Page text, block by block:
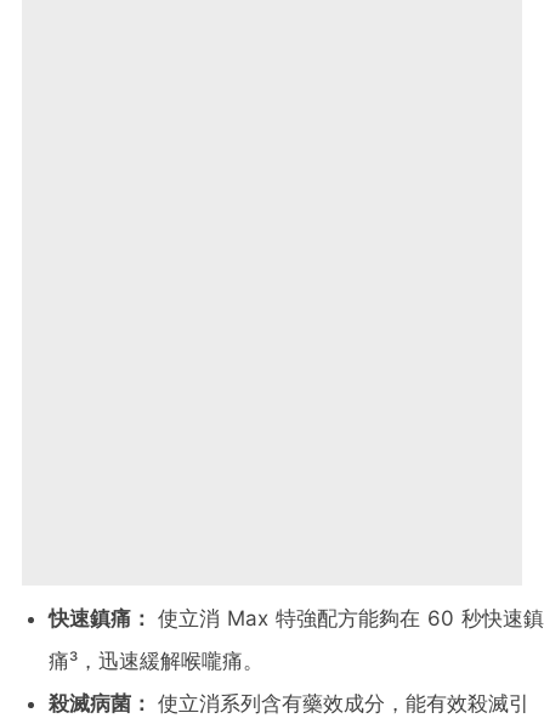
快速鎮痛： 使立消 Max 特強配方能夠在 60 秒快速鎮
痛³ ，迅速緩解喉嚨痛。
殺滅病菌： 使立消系列含有藥效成分，能有效殺滅引